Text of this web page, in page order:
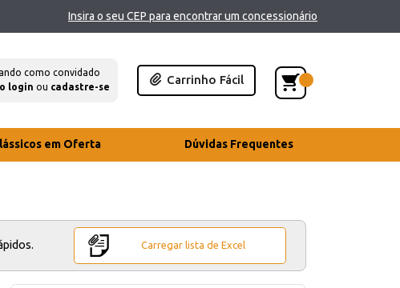
Insira o seu CEP para encontrar um concessionário
como convidado
login ou cadastre-se
Carrinho Fácil
em Oferta Dúvidas Frequentes
Carregar lista de Excel